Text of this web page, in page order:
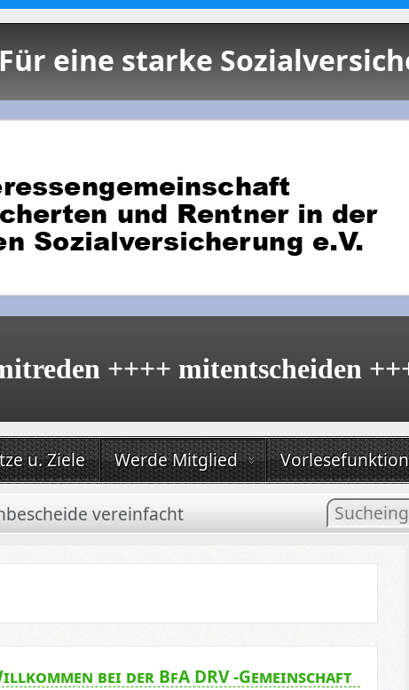
eine starke
++++ mitentscheiden
u. Ziele Werde Mitglied Vorlesefunktion
vereinfacht
Inhalt
suchen
bei der BfA DRV -Gemeinschaft